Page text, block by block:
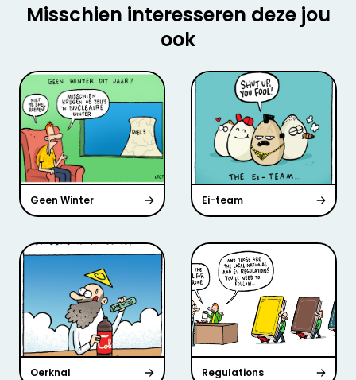
Misschien interesseren deze jou
ook
Geen Winter Ei-team
Oerknal Regulations